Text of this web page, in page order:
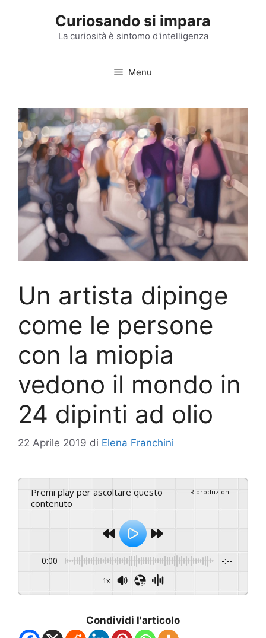
Curiosando si impara
La curiosità è sintomo d'intelligenza
Menu
Un artista dipinge
come le persone
con la miopia
vedono il mondo in
24 dipinti ad olio
22 Aprile 2019 di Elena Franchini
Premi play per ascoltare questo
contenuto
Riproduzioni:-
0:00 -:--
1x
Condividi l'articolo